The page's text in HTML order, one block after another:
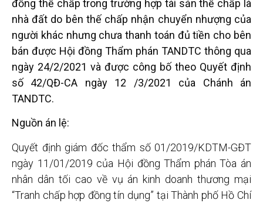
đồng thế chấp trong trường hợp tài sản thế chấp là
nhà đất do bên thế chấp nhận chuyển nhượng của
người khác nhưng chưa thanh toán đủ tiền cho bên
bán được Hội đồng Thẩm phán TANDTC thông qua
ngày 24/2/2021 và được công bố theo Quyết định
số 42/QĐ-CA ngày 12 /3/2021 của Chánh án
TANDTC.
Nguồn án lệ:
Quyết định giám đốc thẩm số 01/2019/KDTM-GĐT
ngày 11/01/2019 của Hội đồng Thẩm phán Tòa án
nhân dân tối cao về vụ án kinh doanh thương mại
“Tranh chấp hợp đồng tín dụng” tại Thành phố Hồ Chí